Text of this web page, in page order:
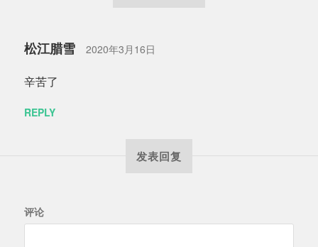
松江腊雪 2020年3月16日
辛苦了
REPLY
发表回复
评论